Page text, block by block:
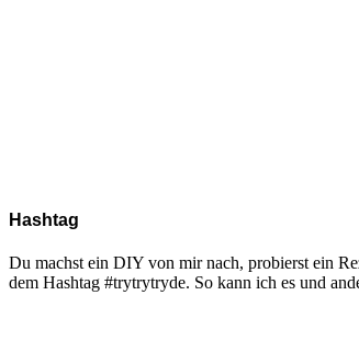
Hashtag
Du machst ein DIY von mir nach, probierst ein
dem Hashtag #trytrytryde. So kann ich es und